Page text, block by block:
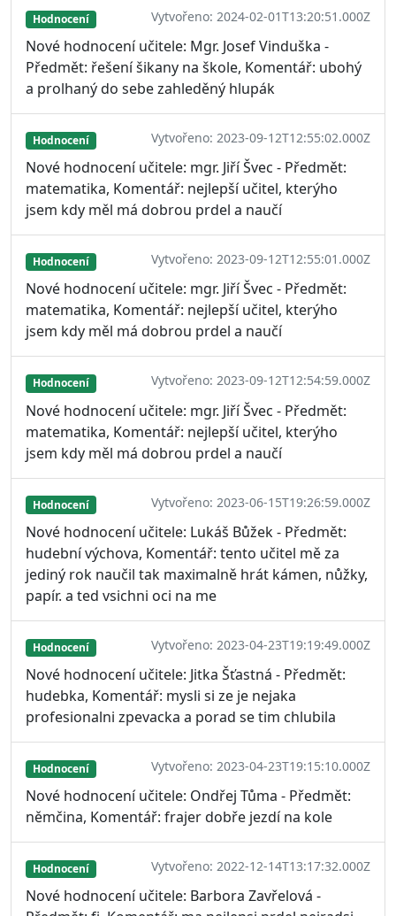
Hodnocení Vytvořeno: 2024-02-01T13:20:51.000Z
Nové hodnocení učitele: Mgr. Josef Vinduška -
Předmět: řešení šikany na škole, Komentář: ubohý
a prolhaný do sebe zahleděný hlupák
Hodnocení Vytvořeno: 2023-09-12T12:55:02.000Z
Nové hodnocení učitele: mgr. Jiří Švec - Předmět:
matematika, Komentář: nejlepší učitel, kterýho
jsem kdy měl má dobrou prdel a naučí
Hodnocení Vytvořeno: 2023-09-12T12:55:01.000Z
Nové hodnocení učitele: mgr. Jiří Švec - Předmět:
matematika, Komentář: nejlepší učitel, kterýho
jsem kdy měl má dobrou prdel a naučí
Hodnocení Vytvořeno: 2023-09-12T12:54:59.000Z
Nové hodnocení učitele: mgr. Jiří Švec - Předmět:
matematika, Komentář: nejlepší učitel, kterýho
jsem kdy měl má dobrou prdel a naučí
Hodnocení Vytvořeno: 2023-06-15T19:26:59.000Z
Nové hodnocení učitele: Lukáš Bůžek - Předmět:
hudební výchova, Komentář: tento učitel mě za
jediný rok naučil tak maximalně hrát kámen, nůžky,
papír. a ted vsichni oci na me
Hodnocení Vytvořeno: 2023-04-23T19:19:49.000Z
Nové hodnocení učitele: Jitka Šťastná - Předmět:
hudebka, Komentář: mysli si ze je nejaka
profesionalni zpevacka a porad se tim chlubila
Hodnocení Vytvořeno: 2023-04-23T19:15:10.000Z
Nové hodnocení učitele: Ondřej Tůma - Předmět:
němčina, Komentář: frajer dobře jezdí na kole
Hodnocení Vytvořeno: 2022-12-14T13:17:32.000Z
Nové hodnocení učitele: Barbora Zavřelová -